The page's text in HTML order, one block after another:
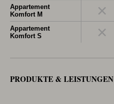
Appartement
Komfort M
×
Appartement
Komfort S
×
PRODUKTE & LEISTUNGEN